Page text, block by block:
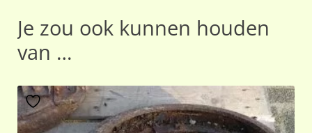
Je zou ook kunnen houden
van …